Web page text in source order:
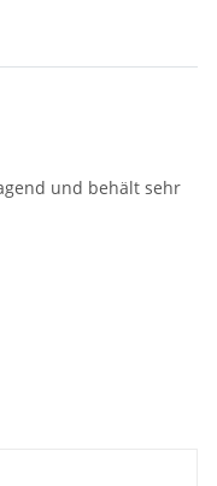
und behält sehr